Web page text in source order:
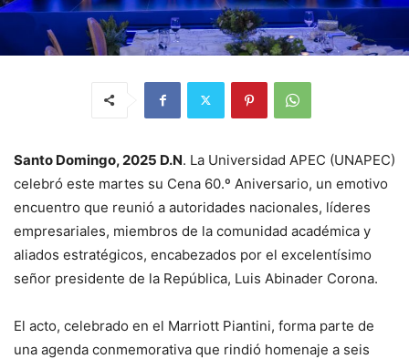
Santo Domingo, 2025 D.N. La Universidad APEC (UNAPEC)
celebró este martes su Cena 60.º Aniversario, un emotivo
encuentro que reunió a autoridades nacionales, líderes
empresariales, miembros de la comunidad académica y
aliados estratégicos, encabezados por el excelentísimo
señor presidente de la República, Luis Abinader Corona.
El acto, celebrado en el Marriott Piantini, forma parte de
una agenda conmemorativa que rindió homenaje a seis